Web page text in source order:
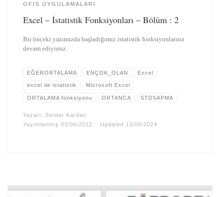
OFIS UYGULAMALARI
Excel – İstatistik Fonksiyonları – Bölüm : 2
Bir önceki yazımızda başladığımız istatistik fonksiyonlarına
devam ediyoruz.
EĞERORTALAMA ENÇOK_OLAN Excel
excel ile istatistik Microsoft Excel
ORTALAMA fonksiyonu ORTANCA STDSAPMA
Yazarı:Serdar Kardan
Yayımlanmış03/06/2022 Updated 13/08/2024